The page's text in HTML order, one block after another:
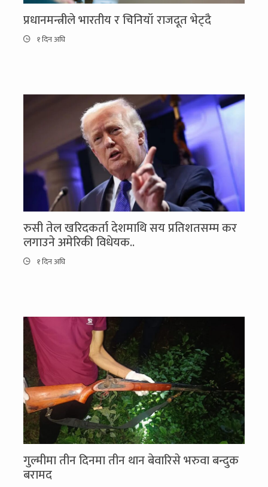
प्रधानमन्त्रीले भारतीय र चिनियाँ राजदूत भेट्दै
१ दिन अघि
रुसी तेल खरिदकर्ता देशमाथि सय प्रतिशतसम्म कर
लगाउने अमेरिकी विधेयक..
१ दिन अघि
गुल्मीमा तीन दिनमा तीन थान बेवारिसे भरुवा बन्दुक
बरामद